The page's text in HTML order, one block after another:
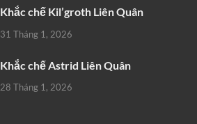
Khắc chế Kil’groth Liên Quân
31 Tháng 1, 2026
Khắc chế Astrid Liên Quân
28 Tháng 1, 2026